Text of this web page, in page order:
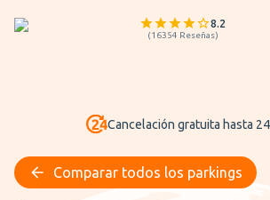
8.2
(16354 Reseñas)
Cancelación gratuita hasta
Comparar todos los parkings